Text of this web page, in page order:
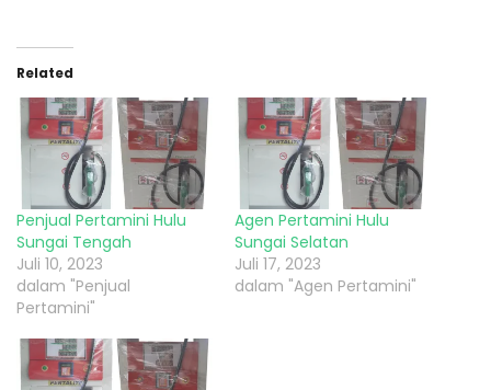
Related
Penjual Pertamini Hulu
Sungai Tengah
Juli 10, 2023
dalam "Penjual
Pertamini"
Agen Pertamini Hulu
Sungai Selatan
Juli 17, 2023
dalam "Agen Pertamini"